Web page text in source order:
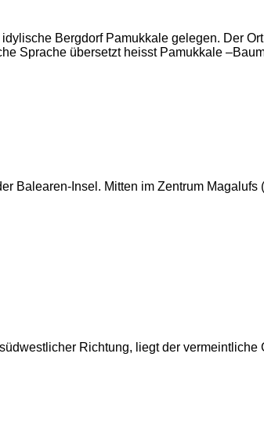
Bergdorf Pamukkale gelegen. Der
Sprache übersetzt heisst Pamukkale
Balearen-Insel. Mitten im Zentrum
Richtung, liegt der vermeintliche